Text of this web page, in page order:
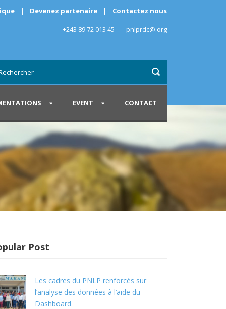
| Devenez partenaire | Contactez nous
+243 89 72 013 45 pnlprdc@.org
EVENT CONTACT
Post
Les cadres du PNLP renforcés sur
l’analyse des données à l‘aide du
Dashboard